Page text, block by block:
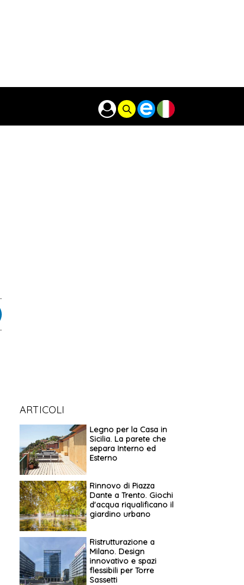
ARTICOLI
Legno per la Casa in
Sicilia. La parete che
separa Interno ed
Esterno
Rinnovo di Piazza
Dante a Trento. Giochi
d'acqua riqualificano il
giardino urbano
Ristrutturazione a
Milano. Design
innovativo e spazi
flessibili per Torre
Sassetti